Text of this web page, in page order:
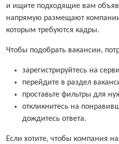
и ищите подходящие вам
напрямую размещают
которым требуются кадры.
Чтобы подобрать вакансии,
зарегистрируйтесь на
перейдите в раздел
проставьте фильтры для
откликнитесь на
дождитесь ответа.
Если хотите, чтобы компания